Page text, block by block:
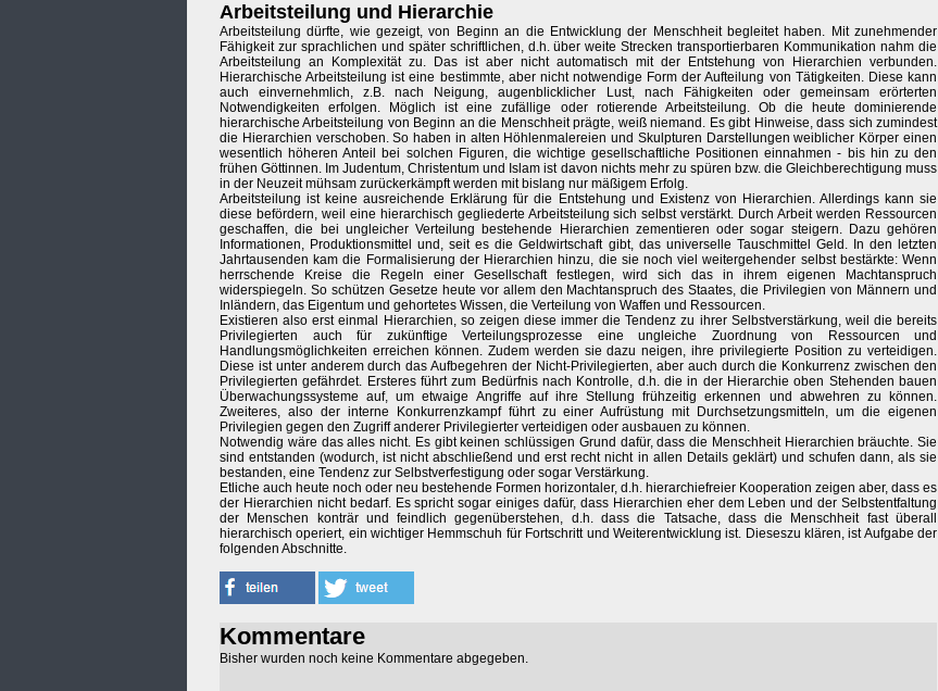
Arbeitsteilung und Hierarchie
Arbeitsteilung dürfte, wie gezeigt, von Beginn an die Entwicklung der Menschheit begleitet haben. Mit zunehmender
Fähigkeit zur sprachlichen und später schriftlichen, d.h. über weite Strecken transportierbaren Kommunikation nahm die
Arbeitsteilung an Komplexität zu. Das ist aber nicht automatisch mit der Entstehung von Hierarchien verbunden.
Hierarchische Arbeitsteilung ist eine bestimmte, aber nicht notwendige Form der Aufteilung von Tätigkeiten. Diese kann
auch einvernehmlich, z.B. nach Neigung, augenblicklicher Lust, nach Fähigkeiten oder gemeinsam erörterten
Notwendigkeiten erfolgen. Möglich ist eine zufällige oder rotierende Arbeitsteilung. Ob die heute dominierende
hierarchische Arbeitsteilung von Beginn an die Menschheit prägte, weiß niemand. Es gibt Hinweise, dass sich zumindest
die Hierarchien verschoben. So haben in alten Höhlenmalereien und Skulpturen Darstellungen weiblicher Körper einen
wesentlich höheren Anteil bei solchen Figuren, die wichtige gesellschaftliche Positionen einnahmen - bis hin zu den
frühen Göttinnen. Im Judentum, Christentum und Islam ist davon nichts mehr zu spüren bzw. die Gleichberechtigung muss
in der Neuzeit mühsam zurückerkämpft werden mit bislang nur mäßigem Erfolg.
Arbeitsteilung ist keine ausreichende Erklärung für die Entstehung und Existenz von Hierarchien. Allerdings kann sie
diese befördern, weil eine hierarchisch gegliederte Arbeitsteilung sich selbst verstärkt. Durch Arbeit werden Ressourcen
geschaffen, die bei ungleicher Verteilung bestehende Hierarchien zementieren oder sogar steigern. Dazu gehören
Informationen, Produktionsmittel und, seit es die Geldwirtschaft gibt, das universelle Tauschmittel Geld. In den letzten
Jahrtausenden kam die Formalisierung der Hierarchien hinzu, die sie noch viel weitergehender selbst bestärkte: Wenn
herrschende Kreise die Regeln einer Gesellschaft festlegen, wird sich das in ihrem eigenen Machtanspruch
widerspiegeln. So schützen Gesetze heute vor allem den Machtanspruch des Staates, die Privilegien von Männern und
Inländern, das Eigentum und gehortetes Wissen, die Verteilung von Waffen und Ressourcen.
Existieren also erst einmal Hierarchien, so zeigen diese immer die Tendenz zu ihrer Selbstverstärkung, weil die bereits
Privilegierten auch für zukünftige Verteilungsprozesse eine ungleiche Zuordnung von Ressourcen und
Handlungsmöglichkeiten erreichen können. Zudem werden sie dazu neigen, ihre privilegierte Position zu verteidigen.
Diese ist unter anderem durch das Aufbegehren der Nicht-Privilegierten, aber auch durch die Konkurrenz zwischen den
Privilegierten gefährdet. Ersteres führt zum Bedürfnis nach Kontrolle, d.h. die in der Hierarchie oben Stehenden bauen
Überwachungssysteme auf, um etwaige Angriffe auf ihre Stellung frühzeitig erkennen und abwehren zu können.
Zweiteres, also der interne Konkurrenzkampf führt zu einer Aufrüstung mit Durchsetzungsmitteln, um die eigenen
Privilegien gegen den Zugriff anderer Privilegierter verteidigen oder ausbauen zu können.
Notwendig wäre das alles nicht. Es gibt keinen schlüssigen Grund dafür, dass die Menschheit Hierarchien bräuchte. Sie
sind entstanden (wodurch, ist nicht abschließend und erst recht nicht in allen Details geklärt) und schufen dann, als sie
bestanden, eine Tendenz zur Selbstverfestigung oder sogar Verstärkung.
Etliche auch heute noch oder neu bestehende Formen horizontaler, d.h. hierarchiefreier Kooperation zeigen aber, dass es
der Hierarchien nicht bedarf. Es spricht sogar einiges dafür, dass Hierarchien eher dem Leben und der Selbstentfaltung
der Menschen konträr und feindlich gegenüberstehen, d.h. dass die Tatsache, dass die Menschheit fast überall
hierarchisch operiert, ein wichtiger Hemmschuh für Fortschritt und Weiterentwicklung ist. Dieseszu klären, ist Aufgabe der
folgenden Abschnitte.
Kommentare
Bisher wurden noch keine Kommentare abgegeben.